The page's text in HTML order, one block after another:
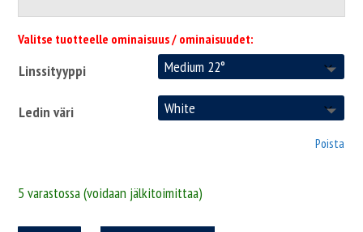
Valitse tuotteelle ominaisuus / ominaisuudet:
Linssityyppi
Ledin väri
Poista
5 varastossa (voidaan jälkitoimittaa)